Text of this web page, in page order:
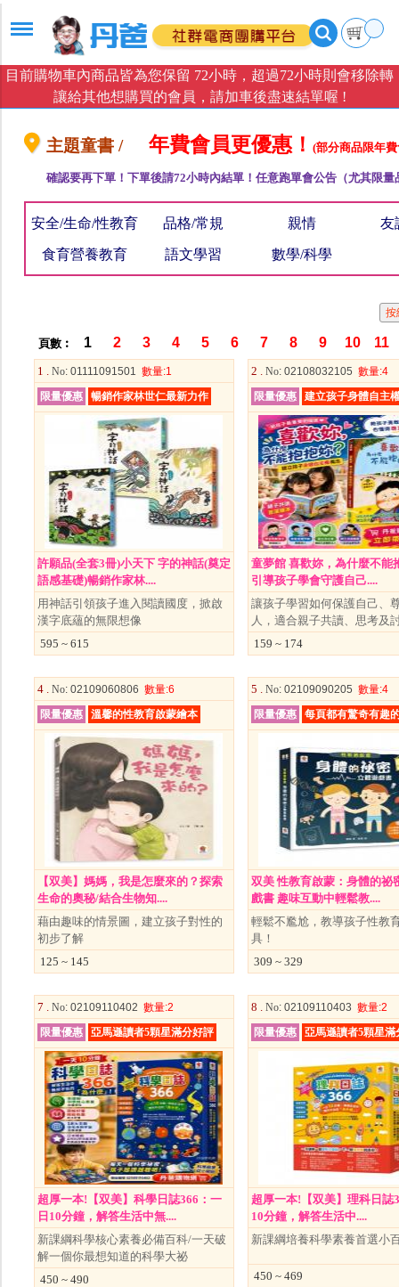
目前購物車內商品皆為您保留 72小時，超過72小時則會移除轉
讓給其他想購買的會員，請加車後盡速結單喔 !
主題童書 / 年費會員更優惠！ (部分商品限年
確認要再下單！下單後請72小時內結單！任意跑單會公告（尤其限
安全/生命/性教育 品格/常規 親情 友
食育營養教育 語文學習 數學/科學
頁數︰ 1 2 3 4 5 6 7 8 9 10 11
1 . No: 01111091501 數量:1
限量優惠
暢銷作家林世仁最新力作
許願品(全套3冊)小天下 字的神話(奠定
語感基礎)暢銷作家林....
用神話引領孩子進入閱讀國度，掀啟
漢字底蘊的無限想像
595 ~ 615
2 . No: 02108032105 數量:4
限量優惠
建立孩子身體自主
童夢館 喜歡妳，為什麼不能
引導孩子學會守護自己....
讓孩子學習如何保護自己、
人，適合親子共讀、思考及
159 ~ 174
4 . No: 02109060806 數量:6
限量優惠
溫馨的性教育啟蒙繪本
【双美】媽媽，我是怎麼來的？探索
生命的奧秘/結合生物知....
藉由趣味的情景圖，建立孩子對性的
初步了解
125 ~ 145
5 . No: 02109090205 數量:4
限量優惠
每頁都有驚奇有趣
双美 性教育啟蒙：身體的祕
戲書 趣味互動中輕鬆教....
輕鬆不尷尬，教導孩子性教
具！
309 ~ 329
7 . No: 02109110402 數量:2
限量優惠
亞馬遜讀者5顆星滿分好評
超厚一本!【双美】科學日誌366：一
日10分鐘，解答生活中無....
新課綱科學核心素養必備百科/一天破
解一個你最想知道的科學大祕
450 ~ 490
8 . No: 02109110403 數量:2
限量優惠
亞馬遜讀者5顆星
超厚一本!【双美】理科日誌
10分鐘，解答生活中....
新課綱培養科學素養首選小
450 ~ 469